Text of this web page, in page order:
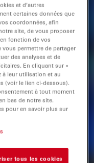
durée de vie en un
et d’autres
certaines données que
coordonnées, afin
site, de vous proposer
fonction de vos
vous permettre de partager
des analyses et de
En cliquant sur «
à leur utilisation et au
(voir le lien ci-dessous).
à tout moment
bas de notre site.
pour en savoir plus sur
tous les cookies